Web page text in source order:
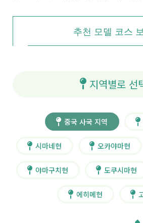
추천 모델 코스
지역별로 선
중국 사국 지역
시마네현 오카야마현
야마구치현 도쿠시마현
에히메현